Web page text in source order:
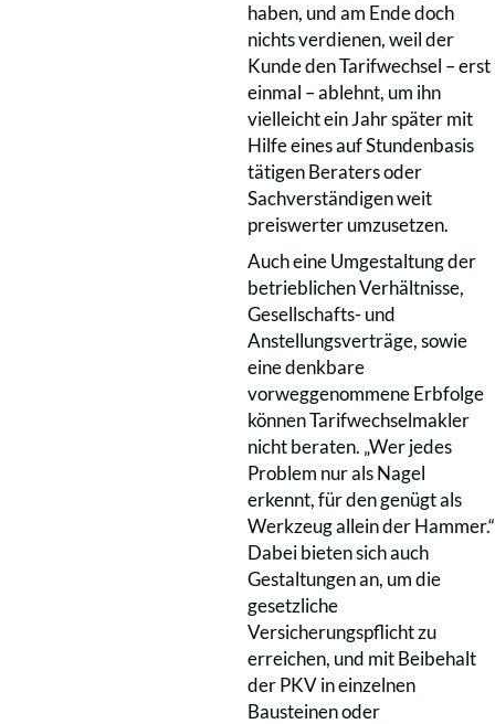
haben, und am Ende doch
nichts verdienen, weil der
Kunde den Tarifwechsel – erst
einmal – ablehnt, um ihn
vielleicht ein Jahr später mit
Hilfe eines auf Stundenbasis
tätigen Beraters oder
Sachverständigen weit
preiswerter umzusetzen.
Auch eine Umgestaltung der
betrieblichen Verhältnisse,
Gesellschafts- und
Anstellungsverträge, sowie
eine denkbare
vorweggenommene Erbfolge
können Tarifwechselmakler
nicht beraten. „Wer jedes
Problem nur als Nagel
erkennt, für den genügt als
Werkzeug allein der Hammer.“
Dabei bieten sich auch
Gestaltungen an, um die
gesetzliche
Versicherungspflicht zu
erreichen, und mit Beibehalt
der PKV in einzelnen
Bausteinen oder